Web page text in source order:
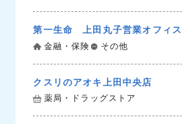
第一生命 上田丸子営業オフィス
金融・保険 その他
クスリのアオキ上田中央店
薬局・ドラッグストア